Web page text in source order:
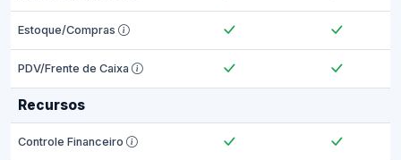
Estoque/Compras
PDV/Frente de Caixa
Recursos
Controle Financeiro